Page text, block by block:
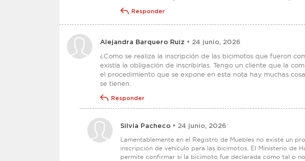
Responder
Alejandra Barquero Ruiz • 24 junio, 2026
¿Como se realiza la inscripción de las bicimotos que fueron
existía la obligación de inscribirlas. Tengo un cliente que la
el procedimiento que se expone en esta nota hay muchas
se tienen.
Responder
Silvia Pacheco • 24 junio, 2026
Lamentablemente en el Registro de Muebles no existe un
inscripción de vehículo para las bicimotos. El Ministerio de
permite confirmar si la bicimoto fue declarada como tal o